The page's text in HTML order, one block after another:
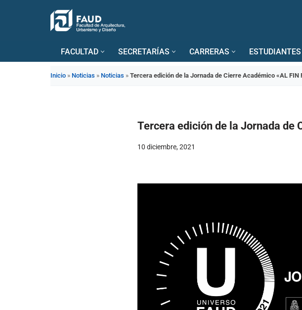
FACULTAD SECRETARÍAS CARRERAS ESTUDIANTES
Inicio » Noticias » Noticias » Tercera edición de la Jornada de Cierre Académico «AL FIN
Tercera edición de la Jornada de
10 diciembre, 2021